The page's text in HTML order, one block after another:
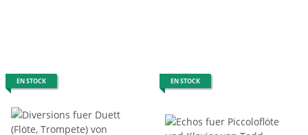
EN STOCK EN STOCK